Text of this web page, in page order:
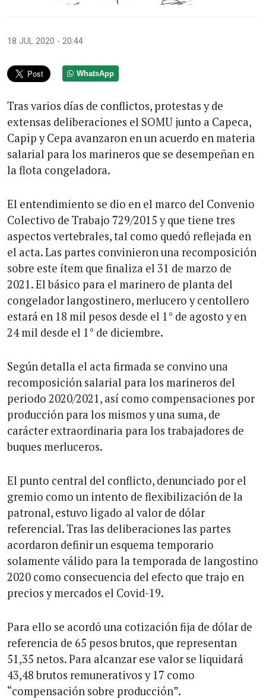
18 JUL 2020 - 20:44
WhatsApp
Tras varios días de conflictos, protestas y de
extensas deliberaciones el SOMU junto a Capeca,
Capip y Cepa avanzaron en un acuerdo en materia
salarial para los marineros que se desempeñan en
la flota congeladora.
El entendimiento se dio en el marco del Convenio
Colectivo de Trabajo 729/2015 y que tiene tres
aspectos vertebrales, tal como quedó reflejada en
el acta. Las partes convinieron una recomposición
sobre este ítem que finaliza el 31 de marzo de
2021. El básico para el marinero de planta del
congelador langostinero, merlucero y centollero
estará en 18 mil pesos desde el 1° de agosto y en
24 mil desde el 1° de diciembre.
Según detalla el acta firmada se convino una
recomposición salarial para los marineros del
periodo 2020/2021, así como compensaciones por
producción para los mismos y una suma, de
carácter extraordinaria para los trabajadores de
buques merluceros.
El punto central del conflicto, denunciado por el
gremio como un intento de flexibilización de la
patronal, estuvo ligado al valor de dólar
referencial. Tras las deliberaciones las partes
acordaron definir un esquema temporario
solamente válido para la temporada de langostino
2020 como consecuencia del efecto que trajo en
precios y mercados el Covid-19.
Para ello se acordó una cotización fija de dólar de
referencia de 65 pesos brutos, que representan
51,35 netos. Para alcanzar ese valor se liquidará
43,48 brutos remunerativos y 17 como
“compensación sobre producción”.